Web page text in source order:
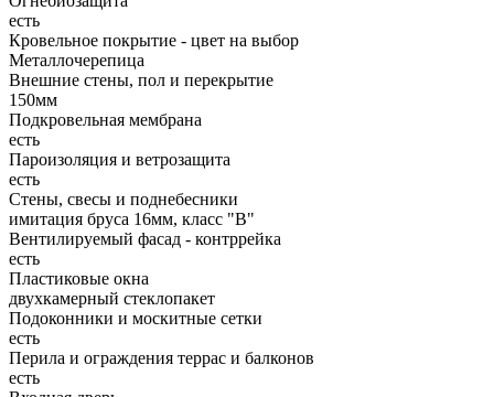
есть
Кровельное покрытие - цвет на выбор
Металлочерепица
Внешние стены, пол и перекрытие
150мм
Подкровельная мембрана
есть
Пароизоляция и ветрозащита
есть
Стены, свесы и поднебесники
имитация бруса 16мм, класс "В"
Вентилируемый фасад - контррейка
есть
Пластиковые окна
двухкамерный стеклопакет
Подоконники и москитные сетки
есть
Перила и ограждения террас и балконов
есть